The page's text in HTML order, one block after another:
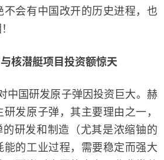
不会有中国改开的历史进程，也
核潜艇项目投资额惊天
国研发原子弹因投资巨大。赫
发原子弹，其主要理由之一，
的研发和制造（尤其是浓缩铀的
能的工业过程，需要稳定而强大